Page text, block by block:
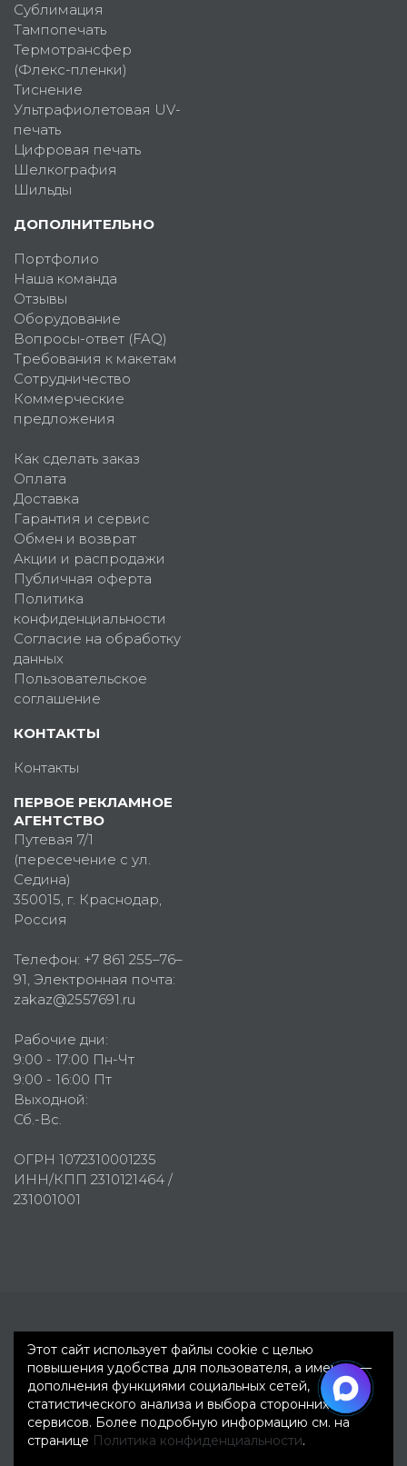
Сублимация
Тампопечать
Термотрансфер
(Флекс-пленки)
Тиснение
Ультрафиолетовая UV-
печать
Цифровая печать
Шелкография
Шильды
ДОПОЛНИТЕЛЬНО
Портфолио
Наша команда
Отзывы
Оборудование
Вопросы-ответ (FAQ)
Требования к макетам
Сотрудничество
Коммерческие
предложения
Как сделать заказ
Оплата
Доставка
Гарантия и сервис
Обмен и возврат
Акции и распродажи
Публичная оферта
Политика
конфиденциальности
Согласие на обработку
данных
Пользовательское
соглашение
КОНТАКТЫ
Контакты
ПЕРВОЕ РЕКЛАМНОЕ
АГЕНТСТВО
Путевая 7/1
(пересечение с ул.
Седина)
350015, г. Краснодар,
Россия
Телефон: +7 861 255–76–
91, Электронная почта:
zakaz@2557691.ru
Рабочие дни:
9:00 - 17:00 Пн-Чт
9:00 - 16:00 Пт
Выходной:
Сб.-Вс.
ОГРН 1072310001235
ИНН/КПП 2310121464 /
231001001
Этот сайт использует файлы cookie с целью
повышения удобства для пользователя, а именно —
дополнения функциями социальных сетей,
статистического анализа и выбора сторонних
сервисов. Более подробную информацию см. на
странице Политика конфиденциальности.